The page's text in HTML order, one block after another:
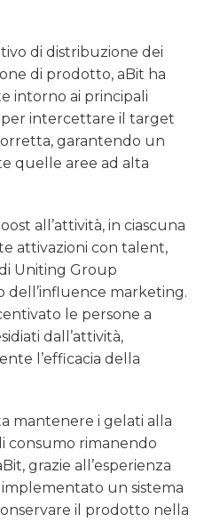
di distribuzione dei
di prodotto, aBit ha
intorno ai principali
per intercettare il target
garantendo un
quelle aree ad alta
all’attività, in ciascuna
attivazioni con talent,
Uniting Group
dell’influence marketing.
le persone a
dall’attività,
l’efficacia della
mantenere i gelati alla
consumo rimanendo
grazie all’esperienza
un sistema
il prodotto nella